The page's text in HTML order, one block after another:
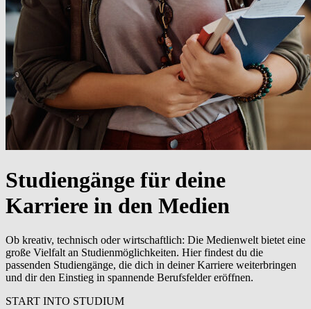
Studiengänge für deine
Karriere in den Medien
Ob kreativ, technisch oder wirtschaftlich: Die Medienwelt bietet eine
große Vielfalt an Studienmöglichkeiten. Hier findest du die
passenden Studiengänge, die dich in deiner Karriere weiterbringen
und dir den Einstieg in spannende Berufsfelder eröffnen.
START INTO STUDIUM